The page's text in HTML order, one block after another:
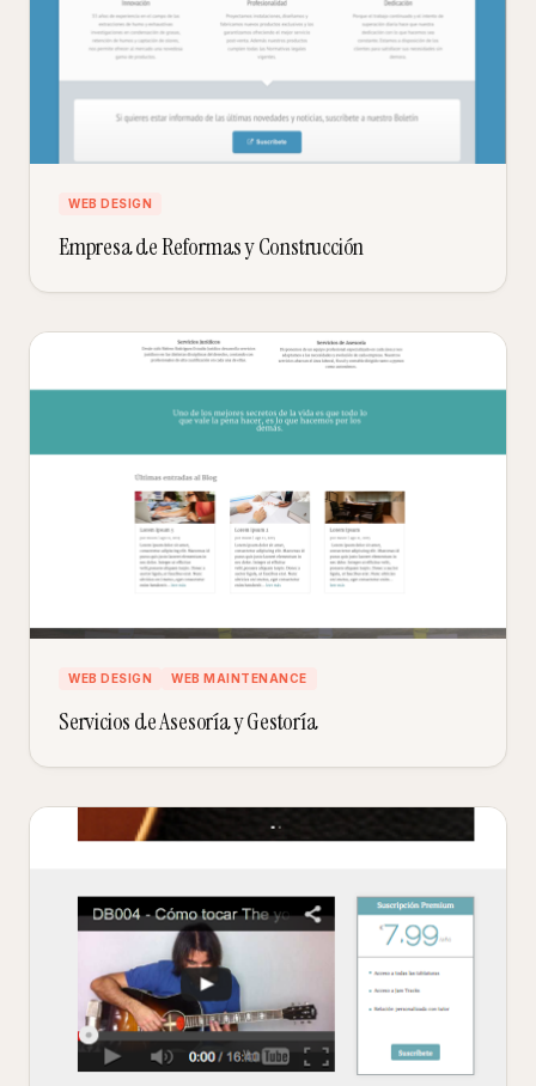
WEB DESIGN
Empresa de Reformas y Construcción
WEB DESIGN WEB MAINTENANCE
Servicios de Asesoría y Gestoría